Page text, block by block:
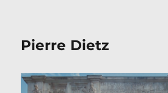
Pierre Dietz